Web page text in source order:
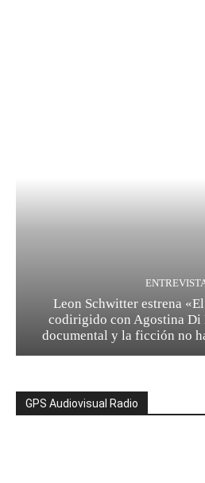
Leon Schwitter estrena
codirigido con Agostina Di
documental y la ficción no
GPS Audiovisual Radio